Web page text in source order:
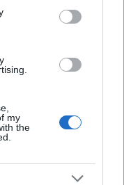
my
the
είναι
εκδοχές της
ποσότητες
χαμηλών